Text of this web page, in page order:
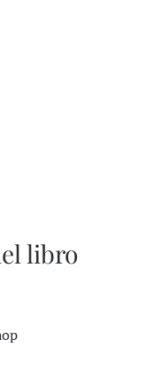
libro